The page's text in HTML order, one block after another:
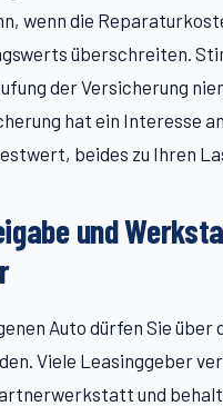
wenn die
überschreiten.
der Versicherung
hat ein Interesse
beides zu Ihren
und
Auto dürfen Sie
Viele Leasinggeber
und